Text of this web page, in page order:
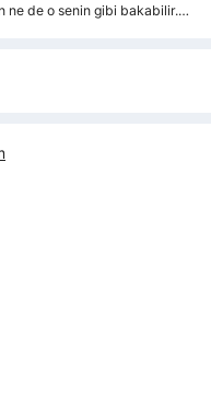
ne de o senin gibi bakabilir.…